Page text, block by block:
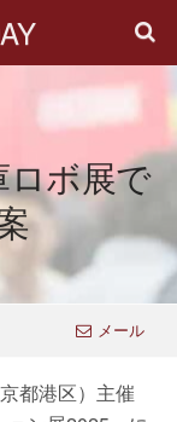
ボ展で
メール
都港区）主催